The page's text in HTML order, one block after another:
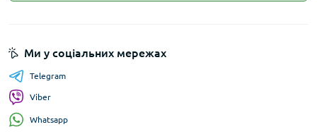
Ми у соціальних мережах
Telegram
Viber
Whatsapp